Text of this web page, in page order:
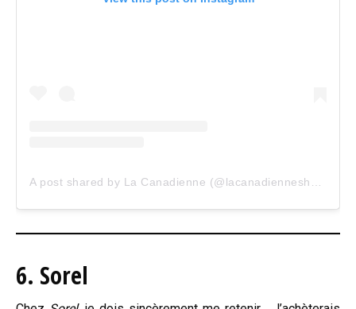
A post shared by La Canadienne (@lacanadienneshoes)
6. Sorel